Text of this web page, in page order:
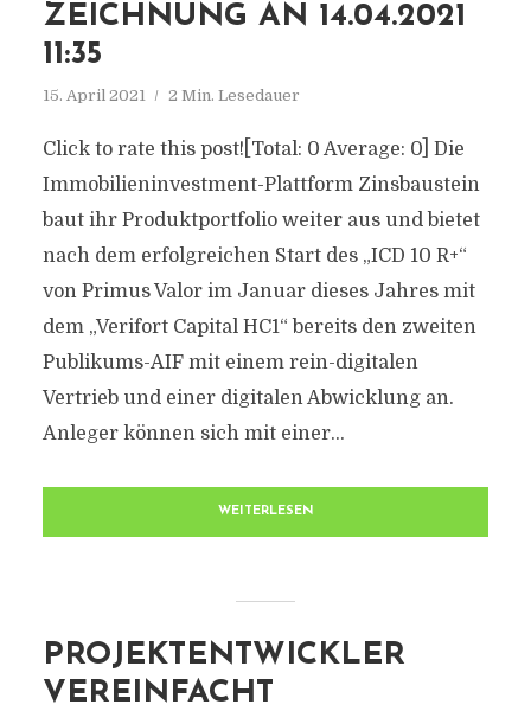
ZEICHNUNG AN 14.04.2021
11:35
15. April 2021 2 Min. Lesedauer
Click to rate this post![Total: 0 Average: 0] Die
Immobilieninvestment-Plattform Zinsbaustein
baut ihr Produktportfolio weiter aus und bietet
nach dem erfolgreichen Start des „ICD 10 R+“
von Primus Valor im Januar dieses Jahres mit
dem „Verifort Capital HC1“ bereits den zweiten
Publikums-AIF mit einem rein-digitalen
Vertrieb und einer digitalen Abwicklung an.
Anleger können sich mit einer...
WEITERLESEN
PROJEKTENTWICKLER
VEREINFACHT